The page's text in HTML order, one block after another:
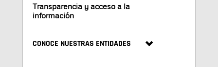
Transparencia y acceso a la
información
CONOCE NUESTRAS ENTIDADES